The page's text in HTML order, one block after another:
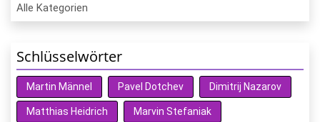
Alle Kategorien
Schlüsselwörter
Martin Männel Pavel Dotchev Dimitrij Nazarov
Matthias Heidrich Marvin Stefaniak